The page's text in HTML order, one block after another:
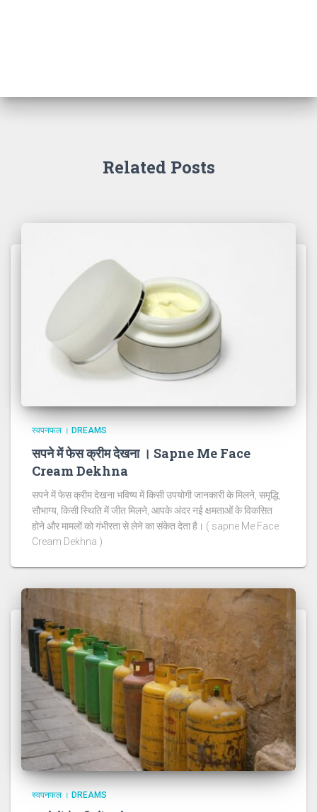
Related Posts
स्वपनफल । DREAMS
सपने में फेस क्रीम देखना । Sapne Me Face
Cream Dekhna
सपने में फेस क्रीम देखना भविष्य में किसी उपयोगी जानकारी के मिलने, समृद्धि,
सौभाग्य, किसी स्थिति में जीत मिलने, आपके अंदर नई क्षमताओं के विकसित
होने और मामलों को गंभीरता से लेने का संकेत देता है। ( sapne Me Face
Cream Dekhna )
स्वपनफल । DREAMS